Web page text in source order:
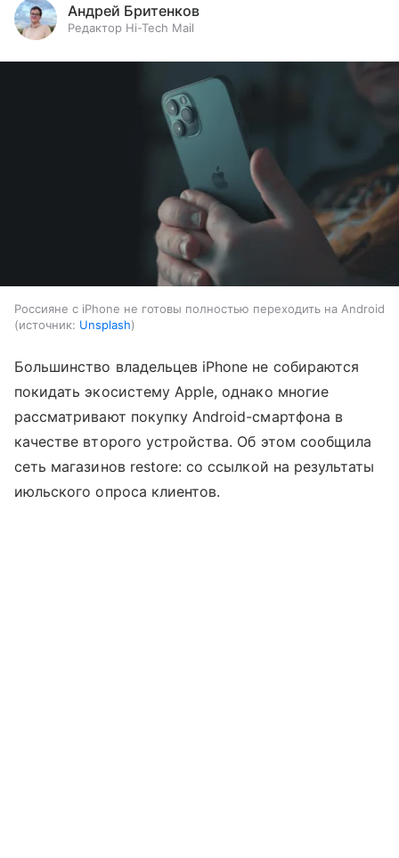
Андрей Бритенков
Редактор Hi-Tech Mail
Россияне с iPhone не готовы полностью переходить на Android
источник: Unsplash
Большинство владельцев iPhone не собираются
покидать экосистему Apple, однако многие
рассматривают покупку Android-смартфона в
качестве второго устройства. Об этом сообщила
сеть магазинов restore: со ссылкой на результаты
июльского опроса клиентов.